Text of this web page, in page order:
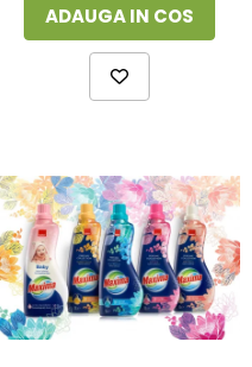
ADAUGA IN COS